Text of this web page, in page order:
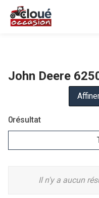
Mes favoris
John Deere
0résultat
Il n'y a aucun